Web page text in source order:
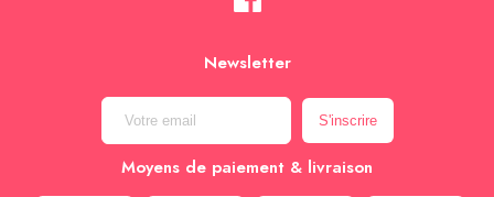
Newsletter
Moyens de paiement & livraison